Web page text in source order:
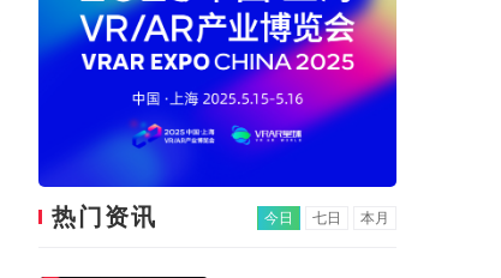
热门资讯 今日 七日 本月